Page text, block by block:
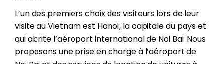
L’un des premiers choix des visiteurs lors de leur
visite au Vietnam est Hanoï, la capitale du pays et
qui abrite l’aéroport international de Noi Bai. Nous
proposons une prise en charge à l’aéroport de